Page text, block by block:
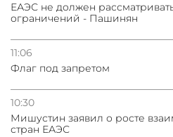
ЕАЭС не должен
ограничений - Пашинян
11:06
Флаг под запретом
10:30
Мишустин заявил о росте
стран ЕАЭС